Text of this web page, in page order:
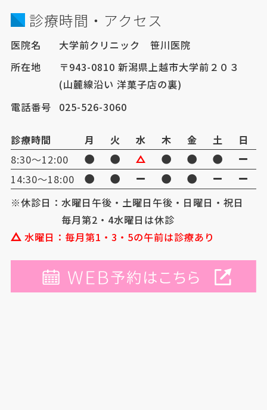
診療時間・アクセス
医院名
大学前クリニック 笹川医院
所在地
〒943-0810 新潟県上越市大学前２０３
(山麓線沿い 洋菓子店の裏)
電話番号
025-526-3060
診療時間 月 火 水 木 金 土
日
8:30〜12:00
14:30〜18:00
※休診日：水曜日午後・土曜日午後・日曜日・祝日
毎月第2・4水曜日は休診
水曜日：毎月第1・3・5の午前は診療あり